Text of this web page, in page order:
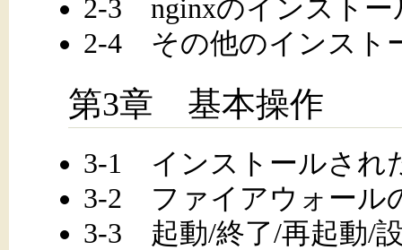
2-3 nginxのインストー
2-4 その他のインスト
第3章 基本操作
3-1 インストールされ
3-2 ファイアウォール
3-3 起動/終了/再起動/